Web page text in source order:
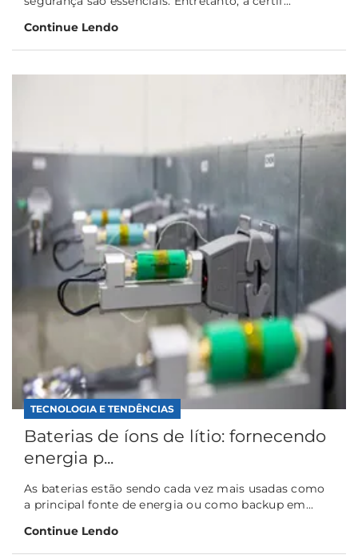
Continue Lendo
TECNOLOGIA E TENDÊNCIAS
Baterias de íons de lítio: fornecendo
energia p...
As baterias estão sendo cada vez mais usadas como
a principal fonte de energia ou como backup em...
Continue Lendo